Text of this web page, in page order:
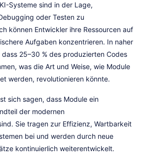
Systeme sind in der Lage,
oder Testen zu
können Entwickler ihre Ressourcen auf
Aufgaben konzentrieren. In naher
25–30 % des produzierten Codes
was die Art und Weise, wie Module
werden, revolutionieren könnte.
sich sagen, dass Module ein
der modernen
Sie tragen zur Effizienz, Wartbarkeit
bei und werden durch neue
kontinuierlich weiterentwickelt.